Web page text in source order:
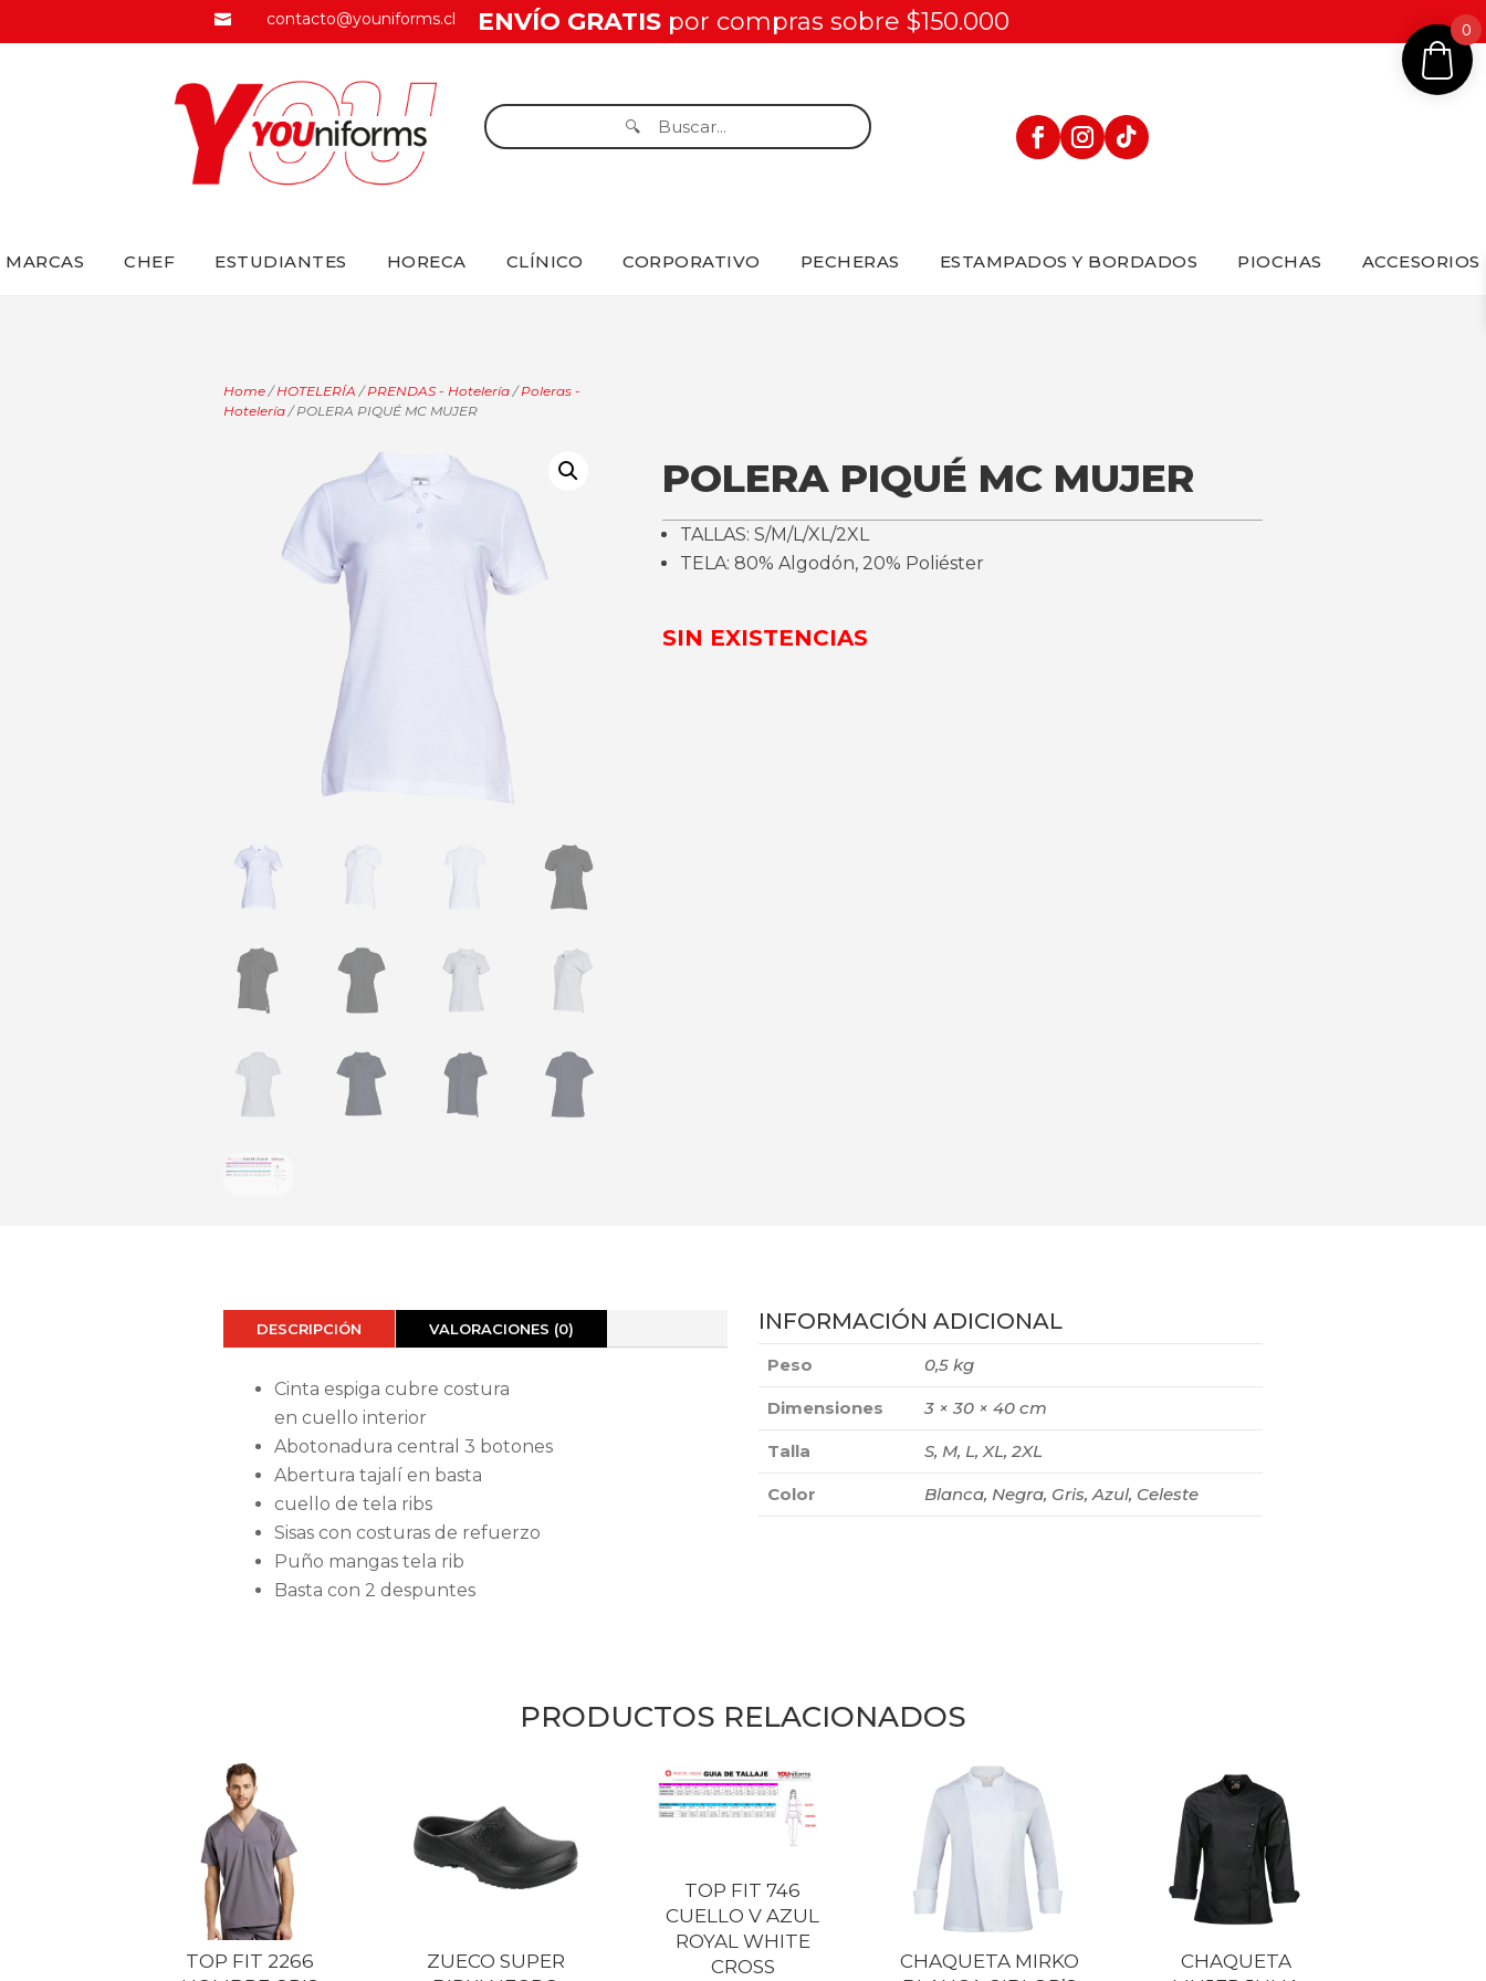
 contacto@youniforms.cl ENVÍO GRATISpor compras sobre $150.000
MARCAS CHEF ESTUDIANTES HORECA CLÍNICO CORPORATIVO PECHERAS ESTAMPADOS Y BORDADOS PIOCHAS ACCESORIOS
Home/HOTELERÍA /PRENDAS - Hotelería/Poleras -
Hotelería/ POLERA PIQUÉ MC MUJER
POLERA PIQUÉ MC MUJER
TALLAS: S/M/L/XL/2XL
TELA: 80% Algodón, 20% Poliéster
SIN EXISTENCIAS
DESCRIPCIÓN VALORACIONES (0)
Cinta espiga cubre costura
en cuello interior
Abotonadura central 3 botones
Abertura tajalí en basta
cuello de tela ribs
Sisas con costuras de refuerzo
Puño mangas tela rib
Basta con 2 despuntes
INFORMACIÓN ADICIONAL
Peso 0,5 kg
Dimensiones 3 × 30 × 40 cm
Talla S, M, L, XL, 2XL
Color Blanca, Negra, Gris, Azul, Celeste
PRODUCTOS RELACIONADOS
TOP FIT 2266
ZUECO SUPER
TOP FIT 746
CUELLO V AZUL
ROYAL WHITE
CROSS
CHAQUETA MIRKO
CHAQUETA
0